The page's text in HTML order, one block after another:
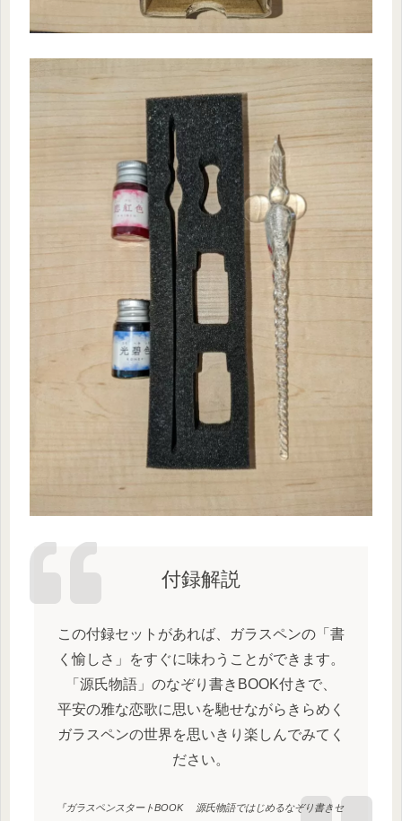
付録解説
この付録セットがあれば、ガラスペンの「書
く愉しさ」をすぐに味わうことができます。
「源氏物語」のなぞり書きBOOK付きで、
平安の雅な恋歌に思いを馳せながらきらめく
ガラスペンの世界を思いきり楽しんでみてく
ださい。
『ガラスペンスタートBOOK 源氏物語ではじめるなぞり書きセ